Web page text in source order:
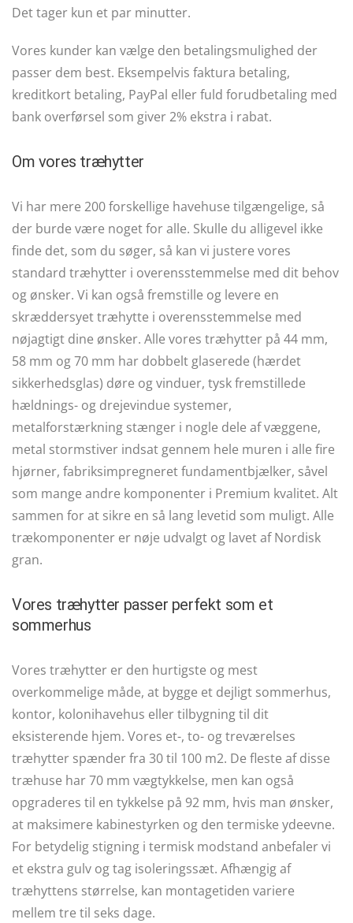
Det tager kun et par minutter.
Vores kunder kan vælge den betalingsmulighed der
passer dem best. Eksempelvis faktura betaling,
kreditkort betaling, PayPal eller fuld forudbetaling med
bank overførsel som giver 2% ekstra i rabat.
Om vores træhytter
Vi har mere 200 forskellige havehuse tilgængelige, så
der burde være noget for alle. Skulle du alligevel ikke
finde det, som du søger, så kan vi justere vores
standard træhytter i overensstemmelse med dit behov
og ønsker. Vi kan også fremstille og levere en
skræddersyet træhytte i overensstemmelse med
nøjagtigt dine ønsker. Alle vores træhytter på 44 mm,
58 mm og 70 mm har dobbelt glaserede (hærdet
sikkerhedsglas) døre og vinduer, tysk fremstillede
hældnings- og drejevindue systemer,
metalforstærkning stænger i nogle dele af væggene,
metal stormstiver indsat gennem hele muren i alle fire
hjørner, fabriksimpregneret fundamentbjælker, såvel
som mange andre komponenter i Premium kvalitet. Alt
sammen for at sikre en så lang levetid som muligt. Alle
trækomponenter er nøje udvalgt og lavet af Nordisk
gran.
Vores træhytter passer perfekt som et
sommerhus
Vores træhytter er den hurtigste og mest
overkommelige måde, at bygge et dejligt sommerhus,
kontor, kolonihavehus eller tilbygning til dit
eksisterende hjem. Vores et-, to- og treværelses
træhytter spænder fra 30 til 100 m2. De fleste af disse
træhuse har 70 mm vægtykkelse, men kan også
opgraderes til en tykkelse på 92 mm, hvis man ønsker,
at maksimere kabinestyrken og den termiske ydeevne.
For betydelig stigning i termisk modstand anbefaler vi
et ekstra gulv og tag isoleringssæt. Afhængig af
træhyttens størrelse, kan montagetiden variere
mellem tre til seks dage.